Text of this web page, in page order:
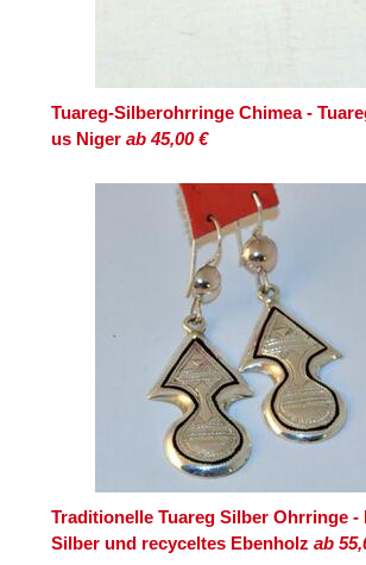
Tuareg-Silberohrringe Chimea -
us Niger ab 45,00 €
Traditionelle Tuareg Silber Ohrringe -
Silber und recyceltes Ebenholz ab